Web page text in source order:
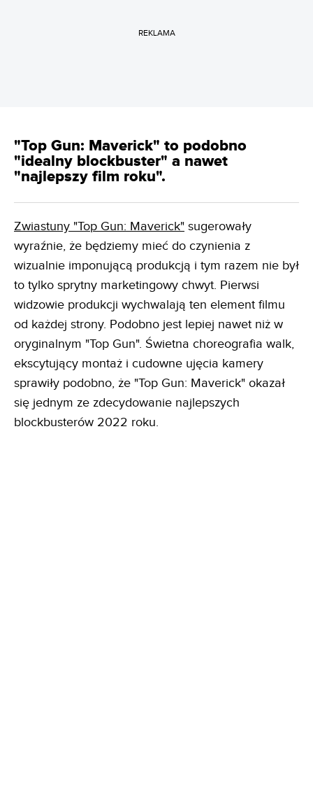
REKLAMA
"Top Gun: Maverick" to podobno
"idealny blockbuster" a nawet
"najlepszy film roku".
Zwiastuny "Top Gun: Maverick" sugerowały
wyraźnie, że będziemy mieć do czynienia z
wizualnie imponującą produkcją i tym razem nie był
to tylko sprytny marketingowy chwyt. Pierwsi
widzowie produkcji wychwalają ten element filmu
od każdej strony. Podobno jest lepiej nawet niż w
oryginalnym "Top Gun". Świetna choreografia walk,
ekscytujący montaż i cudowne ujęcia kamery
sprawiły podobno, że "Top Gun: Maverick" okazał
się jednym ze zdecydowanie najlepszych
blockbusterów 2022 roku.